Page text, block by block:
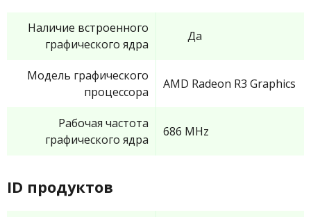
Наличие встроенного
графического ядра
Да
Модель графического
процессора
AMD Radeon R3 Graphics
Рабочая частота
графического ядра
686 MHz
ID продуктов